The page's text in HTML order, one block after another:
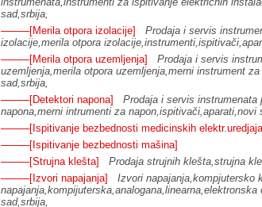
sad,srbija,
────[Merila otpora izolacije]
Prodaja i servis
izolacije,merila otpora
────[Merila otpora uzemljenja]
Prodaja i servis
uzemljenja,merila otpora uzemljenja,merni instrument
sad,srbija,
────[Detektori napona]
Prodaja i servis instrumenata
napona,merni intrumenti za napon,ispitivači,aparati,novi
────[Ispitivanje bezbednosti medicinskih
────[Ispitivanje bezbednosti mašina]
────[Strujna klešta]
Prodaja strujnih klešta,strujna
────[Izvori napajanja]
Izvori napajanja,kompjutersko
sad,srbija,